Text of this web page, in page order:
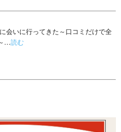
会いに行ってきた～口コミだけで全
…読む